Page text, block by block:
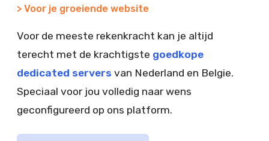
> Voor je groeiende website
Voor de meeste rekenkracht kan je altijd
terecht met de krachtigste goedkope
dedicated servers van Nederland en Belgie.
Speciaal voor jou volledig naar wens
geconfigureerd op ons platform.